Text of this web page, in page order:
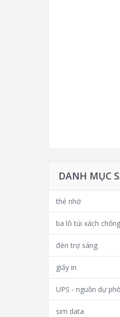
DANH MỤC
thẻ nhớ
ba lô túi xách
đèn trợ sáng
giấy in
UPS - nguồn dự
sim data